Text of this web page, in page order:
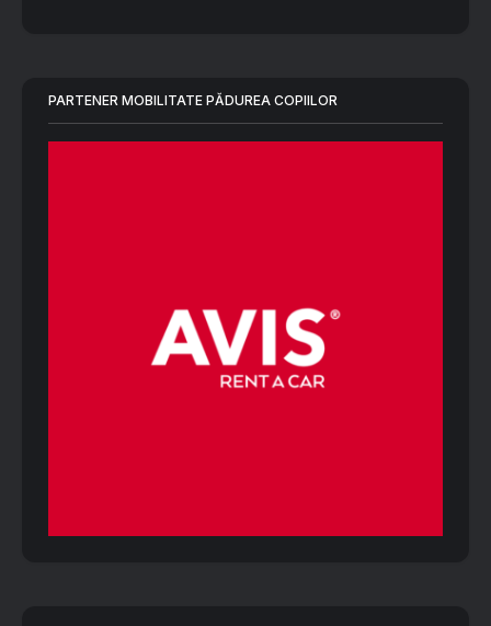
PARTENER MOBILITATE PĂDUREA COPIILOR